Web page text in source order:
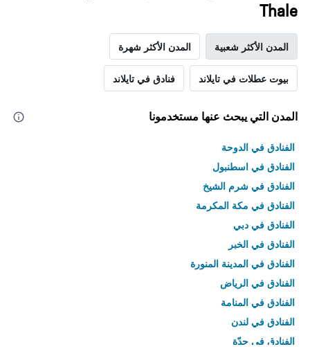
Thale
المدن الأكثر شعبية المدن الأكثر شهرة
بيوت عطلات في تايلاند فنادق في تايلاند
المدن التي يبحث عنها مستخدمونا
الفنادق في الدوحة
الفنادق في اسطنبول
الفنادق في شرم الشيخ
الفنادق في مكة المكرمة
الفنادق في دبي
الفنادق في الخبر
الفنادق في المدينة المنورة
الفنادق في الرياض
الفنادق في المنامة
الفنادق في لندن
الفنادق في جدّة